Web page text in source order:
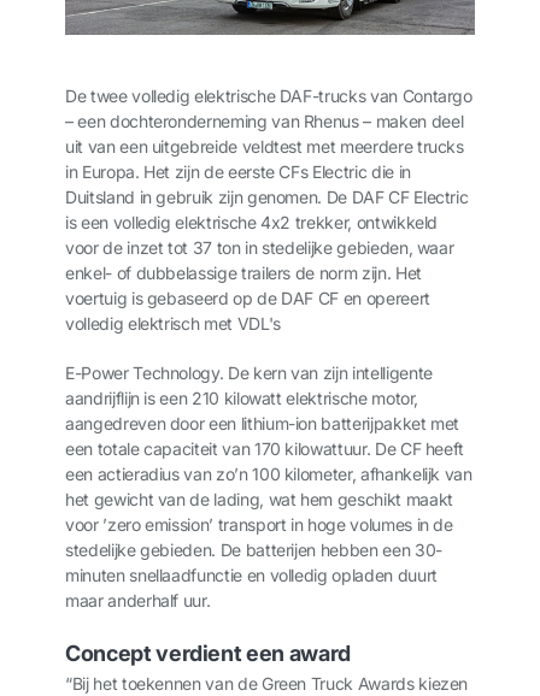
De twee volledig elektrische DAF-trucks van Contargo
– een dochteronderneming van Rhenus – maken deel
uit van een uitgebreide veldtest met meerdere trucks
in Europa. Het zijn de eerste CFs Electric die in
Duitsland in gebruik zijn genomen. De DAF CF Electric
is een volledig elektrische 4x2 trekker, ontwikkeld
voor de inzet tot 37 ton in stedelijke gebieden, waar
enkel- of dubbelassige trailers de norm zijn. Het
voertuig is gebaseerd op de DAF CF en opereert
volledig elektrisch met VDL's
E-Power Technology. De kern van zijn intelligente
aandrijflijn is een 210 kilowatt elektrische motor,
aangedreven door een lithium-ion batterijpakket met
een totale capaciteit van 170 kilowattuur. De CF heeft
een actieradius van zo’n 100 kilometer, afhankelijk van
het gewicht van de lading, wat hem geschikt maakt
voor ’zero emission’ transport in hoge volumes in de
stedelijke gebieden. De batterijen hebben een 30-
minuten snellaadfunctie en volledig opladen duurt
maar anderhalf uur.
Concept verdient een award
“Bij het toekennen van de Green Truck Awards kiezen